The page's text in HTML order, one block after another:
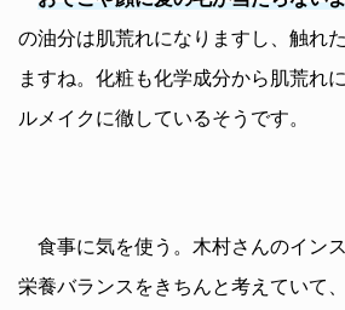
の油分は肌荒れになりますし、触れ
ますね。化粧も化学成分から肌荒れ
ルメイクに徹しているそうです。
食事に気を使う。木村さんのイン
栄養バランスをきちんと考えていて